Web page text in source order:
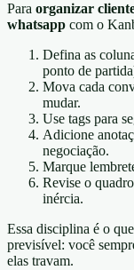
Para organizar
whatsapp com o
Defina as
ponto de
Mova cada
mudar.
Use tags para
Adicione
negociação.
Marque
Revise o
inércia.
Essa disciplina é o
previsível: você
elas travam.